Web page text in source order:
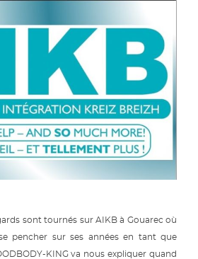
sont tournés sur AIKB à Gouarec où
pencher sur ses années en tant que
KING va nous expliquer quand